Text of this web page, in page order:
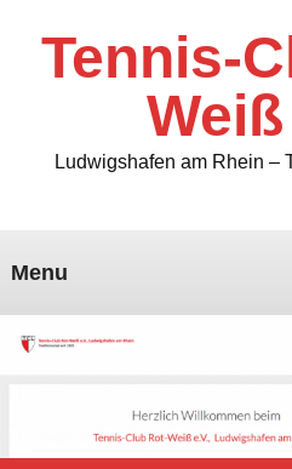
Tennis-
Weiß
Ludwigshafen am Rhein –
Menu